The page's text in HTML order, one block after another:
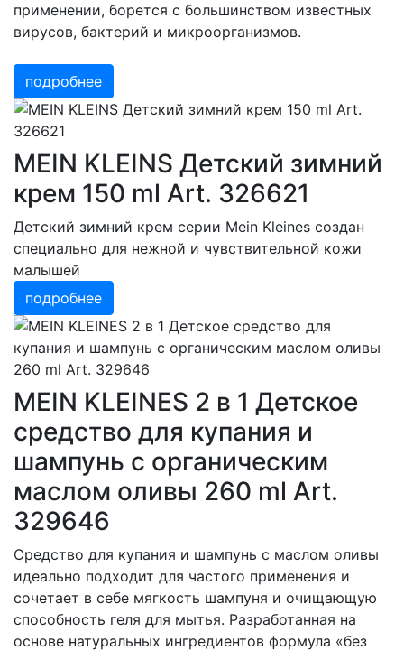
применении, борется с большинством известных
вирусов, бактерий и микроорганизмов.
подробнее
MEIN KLEINS Детский зимний
крем 150 ml Art. 326621
Детский зимний крем серии Mein Kleines создан
специально для нежной и чувствительной кожи
малышей
подробнее
MEIN KLEINES 2 в 1 Детское
средство для купания и
шампунь с органическим
маслом оливы 260 ml Art.
329646
Средство для купания и шампунь с маслом оливы
идеально подходит для частого применения и
сочетает в себе мягкость шампуня и очищающую
способность геля для мытья. Разработанная на
основе натуральных ингредиентов формула «без